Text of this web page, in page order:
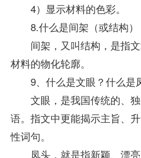
4）显示材料的色彩。
8.什么是间架（或结构）
间架，又叫结构，是指文
材料的物化轮廓。
9、什么是文眼？什么是
文眼，是我国传统的、独
语。指文中更能揭示主旨、
性词句。
凤头，就是指新颖、漂亮